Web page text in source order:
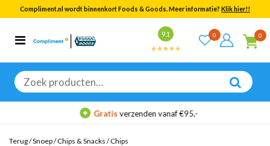
Compliment.nl wordt binnenkort Foods & Goods. Meer informatie? Klik hier!!
9.1 0 0
Zoeken
naar:
Categorieën
Bekijk alle resultaten
Gratisverzenden vanaf €95,-
Terug/Snoep/Chips & Snacks /Chips